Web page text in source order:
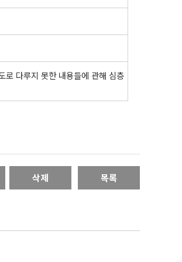
로 다루지 못한 내용들에 관해 심층
삭제 목록